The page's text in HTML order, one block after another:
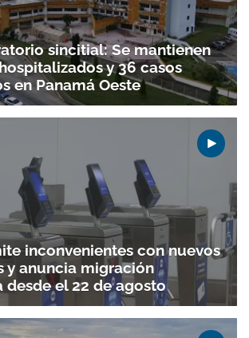
sincitial: Se mantienen
y 36 casos
en Panamá Oeste
inconvenientes con nuevos
y anuncia migración
desde el 22 de agosto